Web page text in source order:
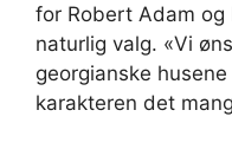
for Robert Adam og
naturlig valg. «Vi
georgianske
karakteren det